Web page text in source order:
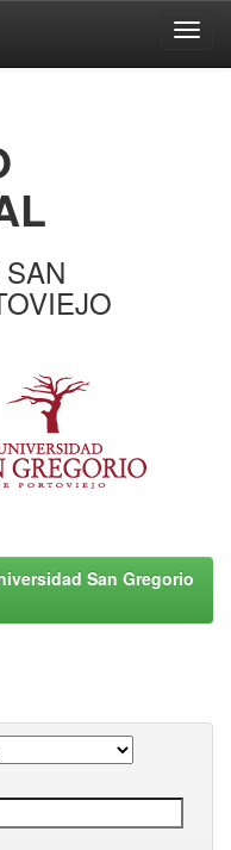
San Gregorio